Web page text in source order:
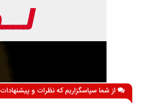
از شما سپاسگزاریم که نظرات و